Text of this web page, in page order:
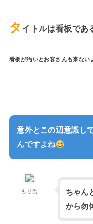
タ イトルは看板であ
看板が汚いとお客さんも来ない
意外とこの辺意識し
んですよね
もり氏
ちゃん
から勿